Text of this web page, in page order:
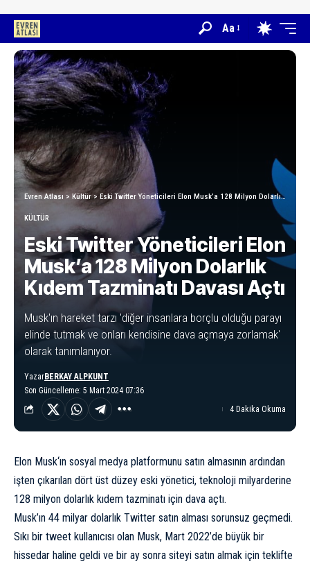
Aa
Evren Atlası > Kültür> Eski Twitter Yöneticileri Elon Musk’a 128 Milyon Dolarlık Kıdem Tazminatı Davası Açtı
KÜLTÜR
Eski Twitter Yöneticileri Elon
Musk’a 128 Milyon Dolarlık
Kıdem Tazminatı Davası Açtı
Musk'ın hareket tarzı 'diğer insanlara borçlu olduğu parayı
elinde tutmak ve onları kendisine dava açmaya zorlamak'
olarak tanımlanıyor.
Son Güncelleme: 5 Mart 2024 07:36
YazarBERKAY ALPKUNT
4 Dakika Okuma
Elon Musk‘ın sosyal medya platformunu satın almasının ardından
işten çıkarılan dört üst düzey eski yönetici, teknoloji milyarderine
128 milyon dolarlık kıdem tazminatı için dava açtı.
Musk’ın 44 milyar dolarlık Twitter satın alması sorunsuz geçmedi.
Sıkı bir tweet kullanıcısı olan Musk, Mart 2022’de büyük bir
hissedar haline geldi ve bir ay sonra siteyi satın almak için teklifte